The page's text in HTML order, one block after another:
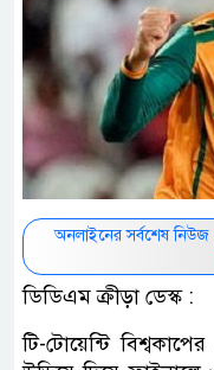
অনলাইনের সর্বশেষ
ডিডিএম ক্রীড়া ডেস্ক :
টি-টোয়েন্টি